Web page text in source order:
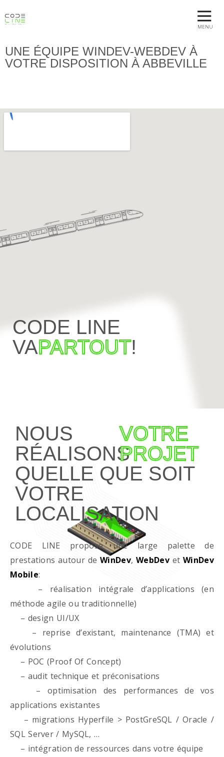
MENU
UNE ÉQUIPE WINDEV-WEBDEV À
VOTRE DISPOSITION À ABBEVILLE
CODE LINE
VAPARTOUT!
NOUS
RÉALISONS
VOTRE
PROJET
QUELLE QUE SOIT
VOTRE
LOCALISATION
CODE LINE propose une large palette de
prestations autour deWinDev,WebDevet WinDev
Mobile:
– réalisation intégrale d’applications (en
méthode agile ou traditionnelle)
– design UI/UX
– reprise d’existant, maintenance (TMA) et
évolutions
– POC (Proof Of Concept)
– audit technique et préconisations
– optimisation des performances de vos
applications existantes
– migrations Hyperfile > PostGreSQL / Oracle /
SQL Server / MySQL, …
– intégration de ressources dans votre équipe